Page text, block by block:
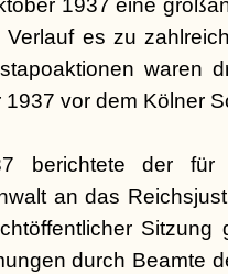
1937 eine
es zu
waren
vor dem Kölner
berichtete der für
an das
Sitzung
durch Beamte